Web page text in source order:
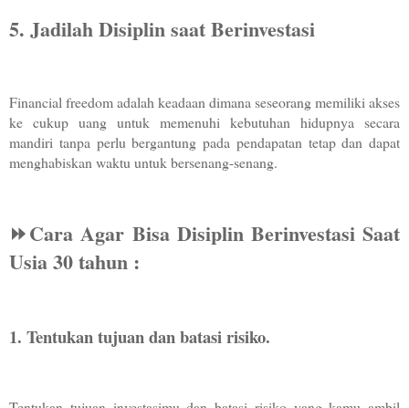
5. Jadilah Disiplin saat Berinvestasi
Financial freedom adalah keadaan dimana seseorang memiliki akses
ke cukup uang untuk memenuhi kebutuhan hidupnya secara
mandiri tanpa perlu bergantung pada pendapatan tetap dan dapat
menghabiskan waktu untuk bersenang-senang.
⏩️Cara Agar Bisa Disiplin Berinvestasi Saat
Usia 30 tahun :
1. Tentukan tujuan dan batasi risiko.